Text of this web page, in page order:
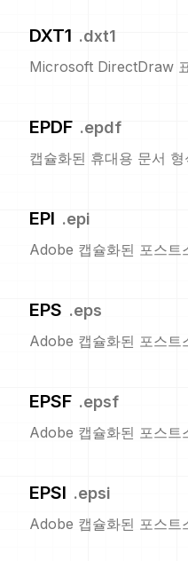
DXT1 .dxt1
Microsoft DirectDraw
EPDF .epdf
캡슐화된 휴대용 문서 형
EPI .epi
Adobe 캡슐화된 포스트
EPS .eps
Adobe 캡슐화된 포스트
EPSF .epsf
Adobe 캡슐화된 포스트
EPSI .epsi
Adobe 캡슐화된 포스트